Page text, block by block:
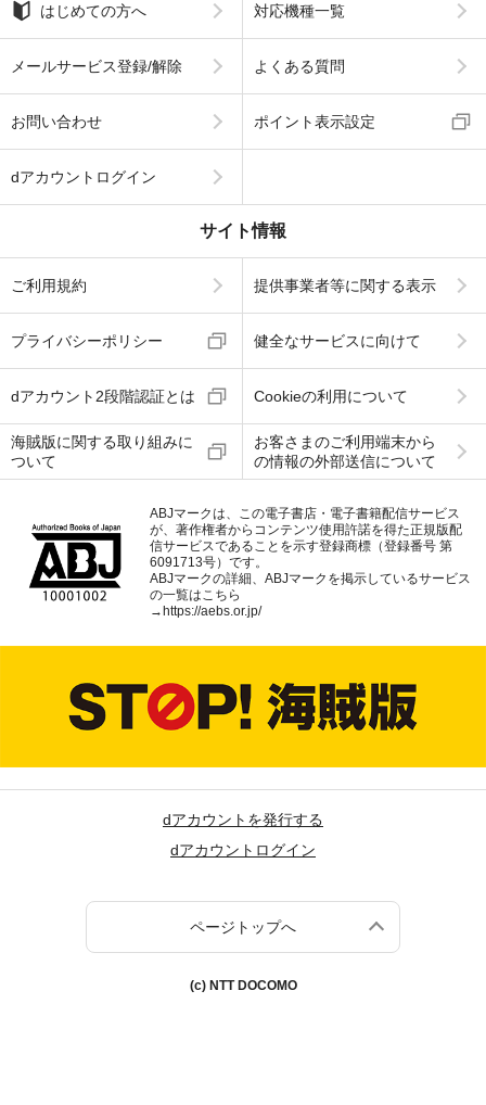
はじめての方へ 対応機種一覧
メールサービス登録/解除 よくある質問
お問い合わせ ポイント表示設定
dアカウントログイン
サイト情報
ご利用規約 提供事業者等に関する表示
プライバシーポリシー 健全なサービスに向けて
dアカウント2段階認証とは Cookieの利用について
海賊版に関する取り組みに
ついて
お客さまのご利用端末から
の情報の外部送信について
ABJマークは、この電子書店・電子書籍配信サービス
が、著作権者からコンテンツ使用許諾を得た正規版配
信サービスであることを示す登録商標（登録番号 第
6091713号）です。
ABJマークの詳細、ABJマークを掲示しているサービス
の一覧はこちら
→https://aebs.or.jp/
dアカウントを発行する
dアカウントログイン
ページトップへ
(c) NTT DOCOMO